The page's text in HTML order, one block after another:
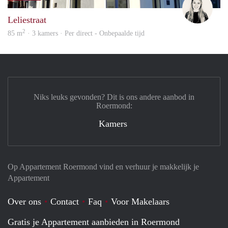
Leliestraat
85 m2 · 3 kamers · Per direct - Onbepaalde tijd
Op Appartement Roermond vind en verhuur je makkelijk je
Appartement
Over ons Contact Faq
Voor Makelaars
Gratis je Appartement aanbieden in Roermond
Niks leuks gevonden? Dit is ons andere aanbod in
Roermond:
Kamers